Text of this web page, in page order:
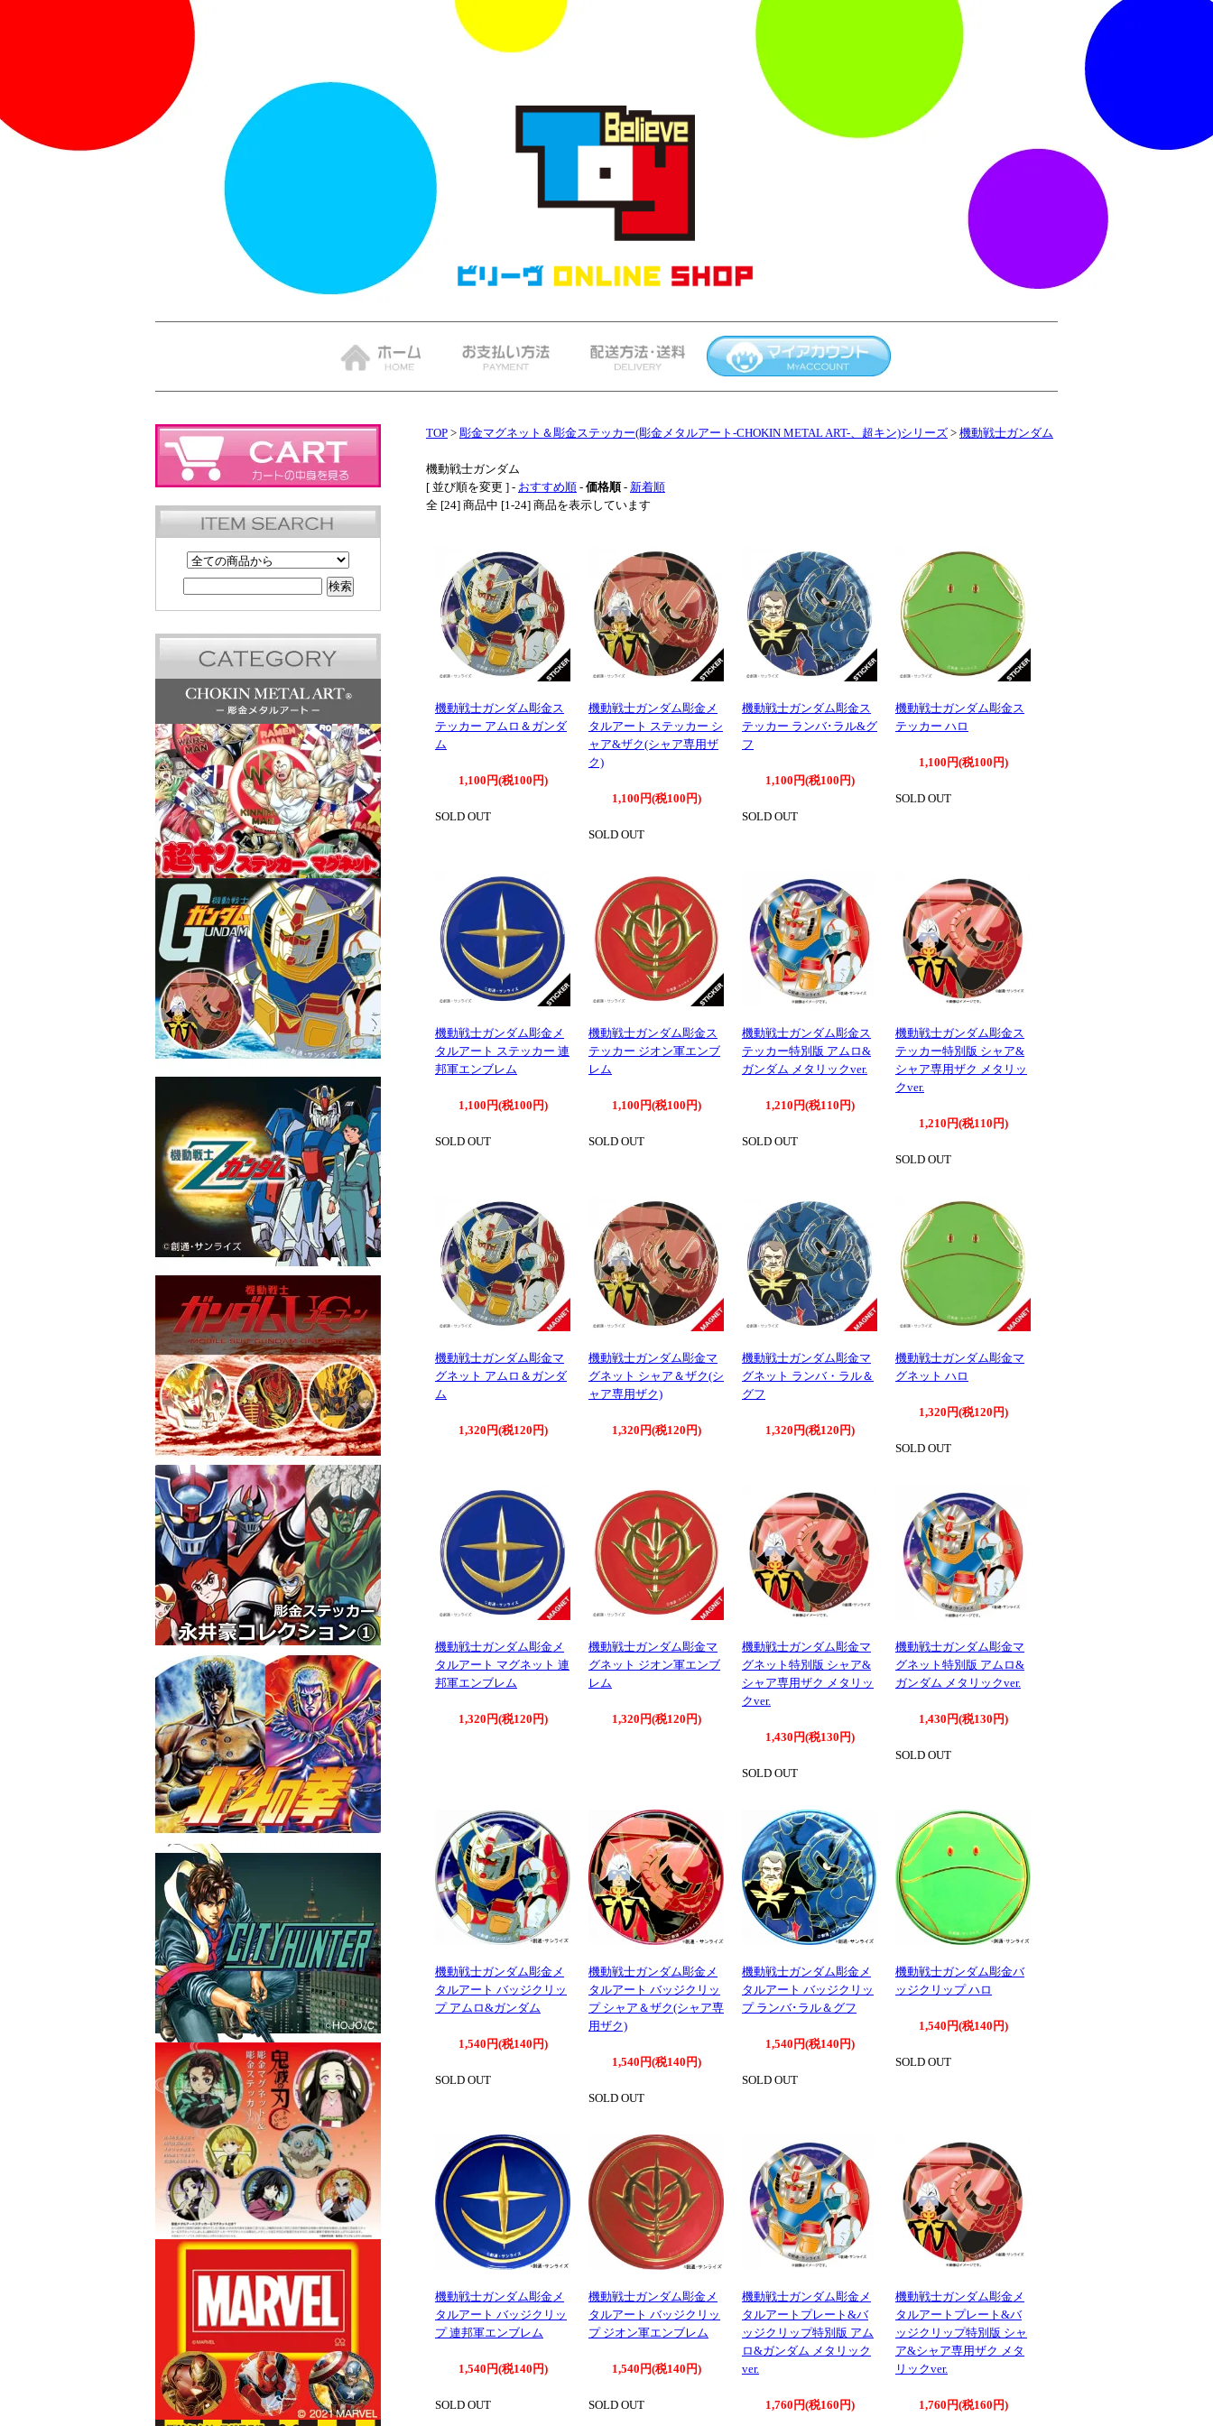
TOP > 彫金マグネット＆彫金ステッカー(彫金メタルアート-CHOKIN METAL ART-、超キン)シリーズ > 機動戦士ガンダム
機動戦士ガンダム
[ 並び順を変更 ] - おすすめ順 - 価格順- 新着順
全 [24] 商品中 [1-24] 商品を表示しています
機動戦士ガンダム彫金ス
テッカー アムロ＆ガンダ
ム
1,100円(税100円)
SOLD OUT
機動戦士ガンダム彫金メ
タルアート ステッカー シ
ャア&ザク(シャア専用ザ
ク)
1,100円(税100円)
SOLD OUT
機動戦士ガンダム彫金ス
テッカー ランバ･ラル&グ
フ
1,100円(税100円)
SOLD OUT
機動戦士ガンダム彫金ス
テッカー ハロ
1,100円(税100円)
SOLD OUT
機動戦士ガンダム彫金メ
タルアート ステッカー 連
邦軍エンブレム
1,100円(税100円)
SOLD OUT
機動戦士ガンダム彫金ス
テッカー ジオン軍エンブ
レム
1,100円(税100円)
SOLD OUT
機動戦士ガンダム彫金ス
テッカー特別版 アムロ&
ガンダム メタリックver.
1,210円(税110円)
SOLD OUT
機動戦士ガンダム彫金ス
テッカー特別版 シャア&
シャア専用ザク メタリッ
クver.
1,210円(税110円)
SOLD OUT
機動戦士ガンダム彫金マ
グネット アムロ＆ガンダ
ム
1,320円(税120円)
機動戦士ガンダム彫金マ
グネット シャア＆ザク(シ
ャア専用ザク)
1,320円(税120円)
機動戦士ガンダム彫金マ
グネット ランバ・ラル＆
グフ
1,320円(税120円)
機動戦士ガンダム彫金マ
グネット ハロ
1,320円(税120円)
SOLD OUT
機動戦士ガンダム彫金メ
タルアート マグネット 連
邦軍エンブレム
1,320円(税120円)
機動戦士ガンダム彫金マ
グネット ジオン軍エンブ
レム
1,320円(税120円)
機動戦士ガンダム彫金マ
グネット特別版 シャア&
シャア専用ザク メタリッ
クver.
1,430円(税130円)
SOLD OUT
機動戦士ガンダム彫金マ
グネット特別版 アムロ&
ガンダム メタリックver.
1,430円(税130円)
SOLD OUT
機動戦士ガンダム彫金メ
タルアート バッジクリッ
プ アムロ&ガンダム
1,540円(税140円)
SOLD OUT
機動戦士ガンダム彫金メ
タルアート バッジクリッ
プ シャア＆ザク(シャア専
用ザク)
1,540円(税140円)
SOLD OUT
機動戦士ガンダム彫金メ
タルアート バッジクリッ
プ ランバ･ラル＆グフ
1,540円(税140円)
SOLD OUT
機動戦士ガンダム彫金バ
ッジクリップ ハロ
1,540円(税140円)
SOLD OUT
機動戦士ガンダム彫金メ
タルアート バッジクリッ
プ 連邦軍エンブレム
1,540円(税140円)
SOLD OUT
機動戦士ガンダム彫金メ
タルアート バッジクリッ
プ ジオン軍エンブレム
1,540円(税140円)
SOLD OUT
機動戦士ガンダム彫金メ
タルアートプレート&バ
ッジクリップ特別版 アム
ロ&ガンダム メタリック
ver.
1,760円(税160円)
機動戦士ガンダム彫金メ
タルアートプレート&バ
ッジクリップ特別版 シャ
ア&シャア専用ザク メタ
リックver.
1,760円(税160円)